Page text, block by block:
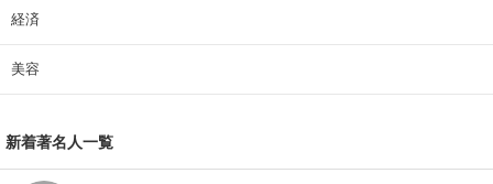
経済
美容
新着著名人一覧